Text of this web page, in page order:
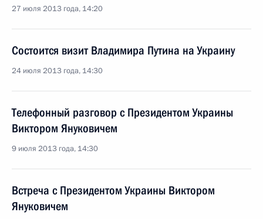
27 июля 2013 года, 14:20
Состоится визит Владимира Путина на Украину
24 июля 2013 года, 14:30
Телефонный разговор с Президентом Украины
Виктором Януковичем
9 июля 2013 года, 14:30
Встреча с Президентом Украины Виктором
Януковичем